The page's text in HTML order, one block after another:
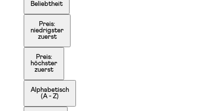
Beliebtheit
Preis:
niedrigster
zuerst
Preis:
höchster
zuerst
Alphabetisch
(A - Z)